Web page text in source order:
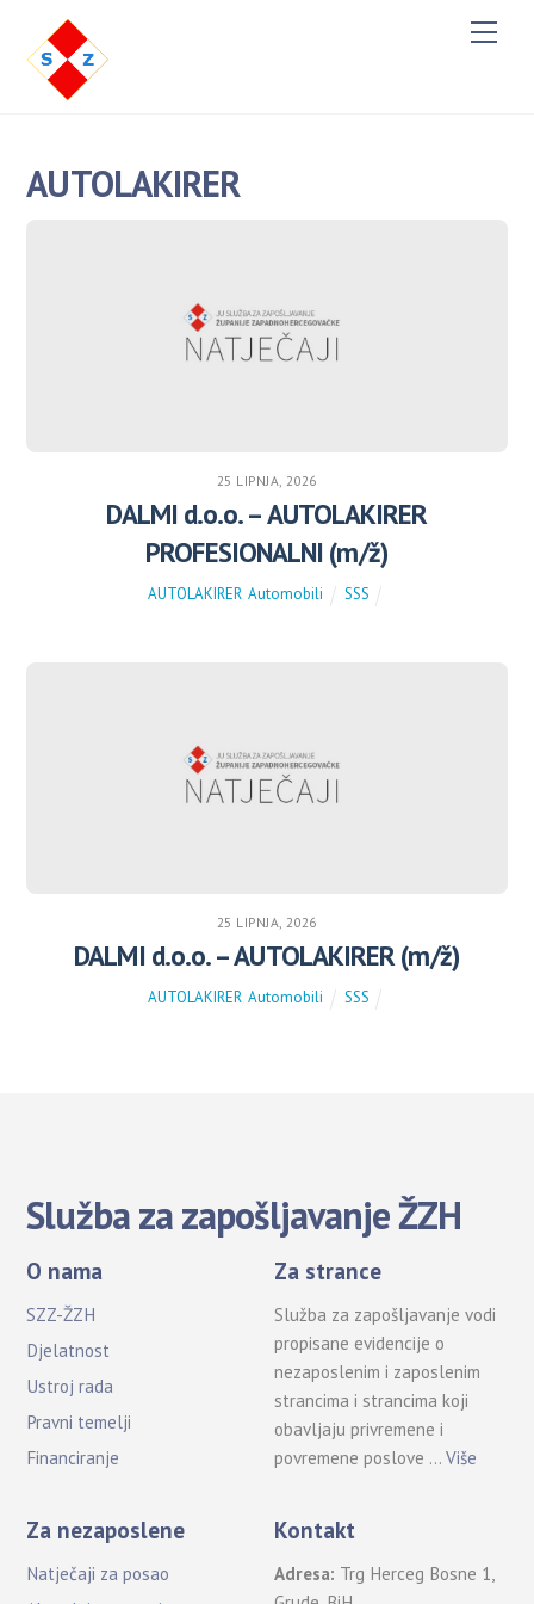
AUTOLAKIRER
25 LIPNJA, 2026
DALMI d.o.o. – AUTOLAKIRER
PROFESIONALNI (m/ž)
AUTOLAKIRER, Automobili SSS
25 LIPNJA, 2026
DALMI d.o.o. – AUTOLAKIRER (m/ž)
AUTOLAKIRER, Automobili SSS
Služba za zapošljavanje ŽZH
O nama
SZZ-ŽZH
Djelatnost
Ustroj rada
Pravni temelji
Financiranje
Za strance
Služba za zapošljavanje vodi
propisane evidencije o
nezaposlenim i zaposlenim
strancima i strancima koji
obavljaju privremene i
povremene poslove …Više
Za nezaposlene
Natječaji za posao
Kontakt
Adresa: Trg Herceg Bosne 1,